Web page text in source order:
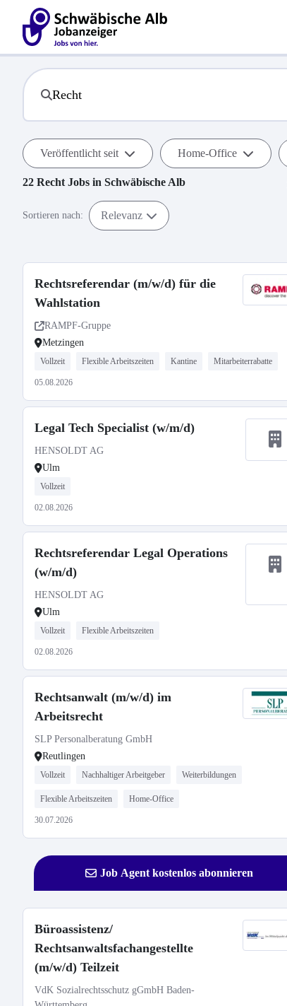
Veröffentlicht seit Home-Office
22 Recht Jobs in Schwäbische Alb
Sortieren nach: Relevanz
Rechtsreferendar (m/w/d) für die
Wahlstation
RAMPF-Gruppe
Metzingen
Vollzeit Flexible Arbeitszeiten Kantine Mitarbeiterrabatte
05.08.2026
Legal Tech Specialist (w/m/d)
HENSOLDT AG
Ulm
Vollzeit
02.08.2026
Rechtsreferendar Legal Operations
(w/m/d)
HENSOLDT AG
Ulm
Vollzeit Flexible Arbeitszeiten
02.08.2026
Rechtsanwalt (m/w/d) im
Arbeitsrecht
SLP Personalberatung GmbH
Reutlingen
Vollzeit Nachhaltiger Arbeitgeber Weiterbildungen
Flexible Arbeitszeiten Home-Office
30.07.2026
Job Agent kostenlos abonnieren
Büroassistenz/
Rechtsanwaltsfachangestellte
(m/w/d) Teilzeit
VdK Sozialrechtsschutz gGmbH Baden-